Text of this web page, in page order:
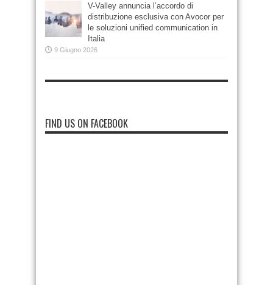
V-Valley annuncia l’accordo di
distribuzione esclusiva con Avocor per
le soluzioni unified communication in
Italia
9 Giugno 2026
FIND US ON FACEBOOK